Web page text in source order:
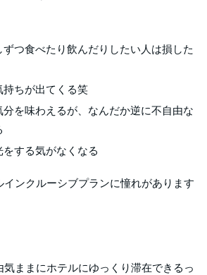
つ食べたり飲んだりしたい人は損した
持ちが出てくる笑
分を味わえるが、なんだか逆に不自由な
する気がなくなる
ンクルーシブプランに憧れがあります
ままにホテルにゆっくり滞在できるっ